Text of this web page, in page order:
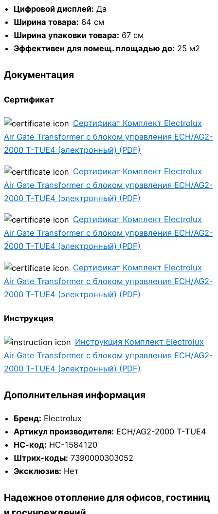
Цифровой дисплей: Да
Ширина товара: 64 см
Ширина упаковки товара: 67 см
Эффективен для помещ. площадью до: 25 м2
Документация
Сертификат
Сертификат Комплект Electrolux
Air Gate Transformer с блоком управления ECH/AG2-
2000 T-TUE4 (электронный) (PDF)
Сертификат Комплект Electrolux
Air Gate Transformer с блоком управления ECH/AG2-
2000 T-TUE4 (электронный) (PDF)
Сертификат Комплект Electrolux
Air Gate Transformer с блоком управления ECH/AG2-
2000 T-TUE4 (электронный) (PDF)
Сертификат Комплект Electrolux
Air Gate Transformer с блоком управления ECH/AG2-
2000 T-TUE4 (электронный) (PDF)
Инструкция
Инструкция Комплект Electrolux
Air Gate Transformer с блоком управления ECH/AG2-
2000 T-TUE4 (электронный) (PDF)
Дополнительная информация
Бренд: Electrolux
Артикул производителя: ECH/AG2-2000 T-TUE4
НС-код: НС-1584120
Штрих-коды: 7390000303052
Эксклюзив: Нет
Надежное отопление для офисов, гостиниц